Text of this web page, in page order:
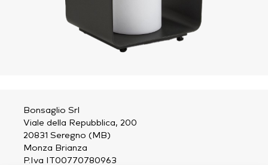
Bonsaglio Srl
Viale della Repubblica, 200
20831 Seregno (MB)
Monza Brianza
P.Iva IT00770780963